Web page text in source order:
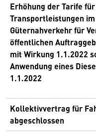
Erhöhung der Tarife für
Transportleistungen im
Güternahverkehr für
öffentlichen
mit Wirkung 1.1.2022
Anwendung eines
1.1.2022
Kollektivvertrag für
abgeschlossen